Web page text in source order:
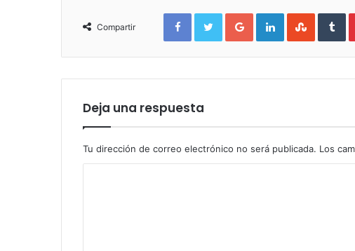
Compartir
FacebookTwitterGoogle+LinkedIn
Deja una respuesta
Tu dirección de correo electrónico no será publicada. Los